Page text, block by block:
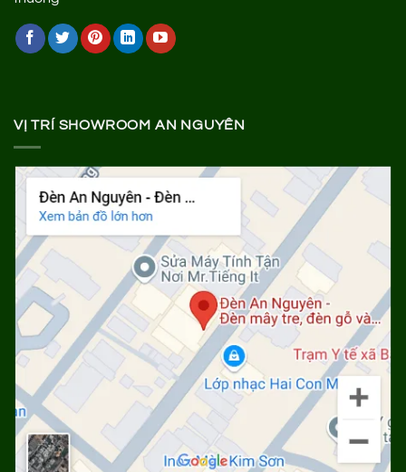
VỊ TRÍ SHOWROOM AN NGUYÊN